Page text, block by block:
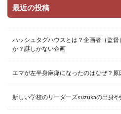
最近の投稿
ハッシュタグハウスとは？企画者（監
か？謎しかない企画
エマが左半身麻痺になったのはなぜ？
新しい学校のリーダーズsuzukaの出身